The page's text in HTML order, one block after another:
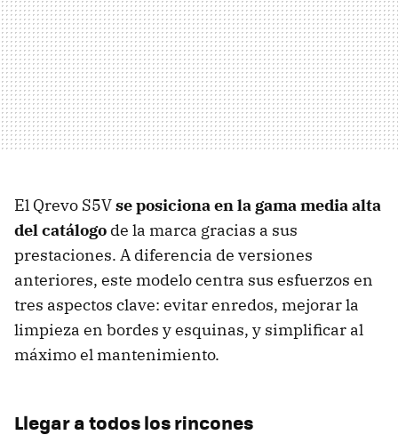
El Qrevo S5Vse posiciona en la gama media alta
del catálogo de la marca gracias a sus
prestaciones. A diferencia de versiones
anteriores, este modelo centra sus esfuerzos en
tres aspectos clave: evitar enredos, mejorar la
limpieza en bordes y esquinas, y simplificar al
máximo el mantenimiento.
Llegar a todos los rincones